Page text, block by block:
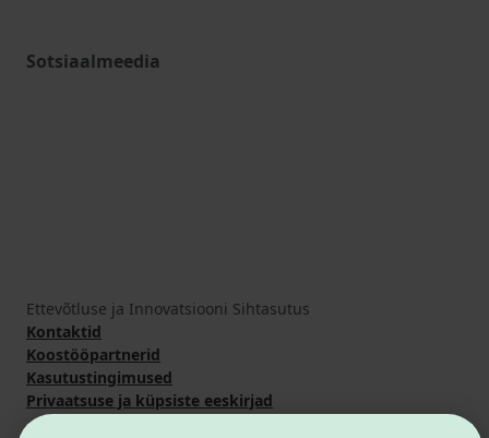
Sotsiaalmeedia
Ettevõtluse ja Innovatsiooni Sihtasutus
Kontaktid
Koostööpartnerid
Kasutustingimused
Privaatsuse ja küpsiste eeskirjad